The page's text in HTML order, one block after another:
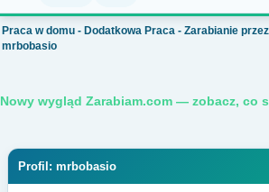
Praca w domu - Dodatkowa Praca - Zarabianie
mrbobasio
Nowy wygląd Zarabiam.com — zobacz, co
Profil: mrbobasio